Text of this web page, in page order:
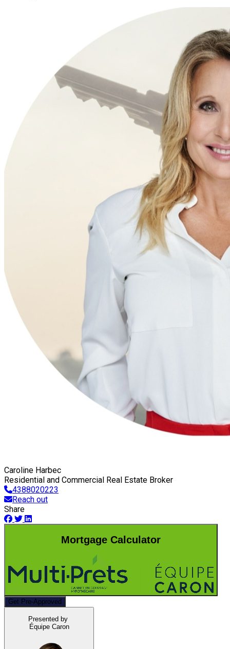
Caroline Harbec
Residential and Commercial Real Estate Broker
4388020223
Reach out
Share
Mortgage Calculator
Get Pre-Approved
Presented by
Équipe Caron